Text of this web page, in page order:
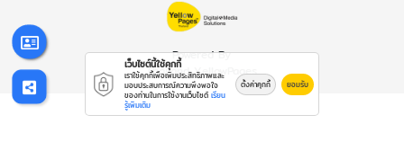
Powered By
Thailand YellowPages
เว็บไซต์นี้ใช้คุกกี้
เราใช้คุกกี้เพื่อเพิ่มประสิทธิภาพและ
มอบประสบการณ์ความพึงพอใจ
ของท่านในการใช้งานเว็บไซต์ เรียน
รู้เพิ่มเติม
ตั้งค่าคุกกี้ ยอมรับ